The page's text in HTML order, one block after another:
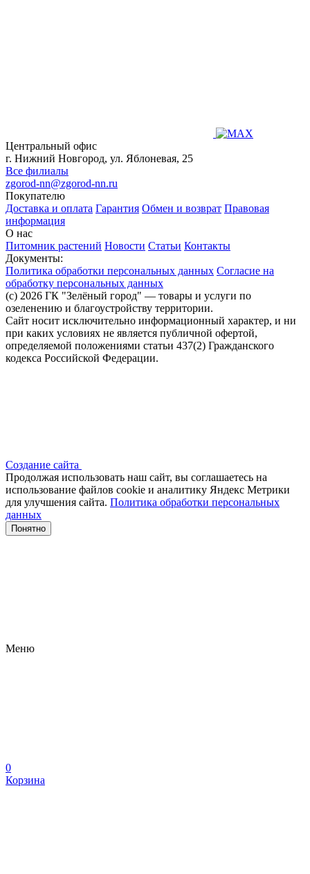
Центральный офис
г. Нижний Новгород, ул. Яблоневая, 25
Все филиалы
zgorod-nn@zgorod-nn.ru
Покупателю
Доставка и оплата Гарантия Обмен и возврат Правовая
информация
О нас
Питомник растений Новости Статьи Контакты
Документы:
Политика обработки персональных данных Согласие на
обработку персональных данных
(c) 2026 ГК "Зелёный город" — товары и услуги по
озеленению и благоустройству территории.
Сайт носит исключительно информационный характер, и ни
при каких условиях не является публичной офертой,
определяемой положениями статьи 437(2) Гражданского
кодекса Российской Федерации.
Создание сайта
Продолжая использовать наш сайт, вы соглашаетесь на
использование файлов сооkіе и аналитику Яндекс Метрики
для улучшения сайта. Политика обработки персональных
данных
Понятно
Меню
0
Корзина